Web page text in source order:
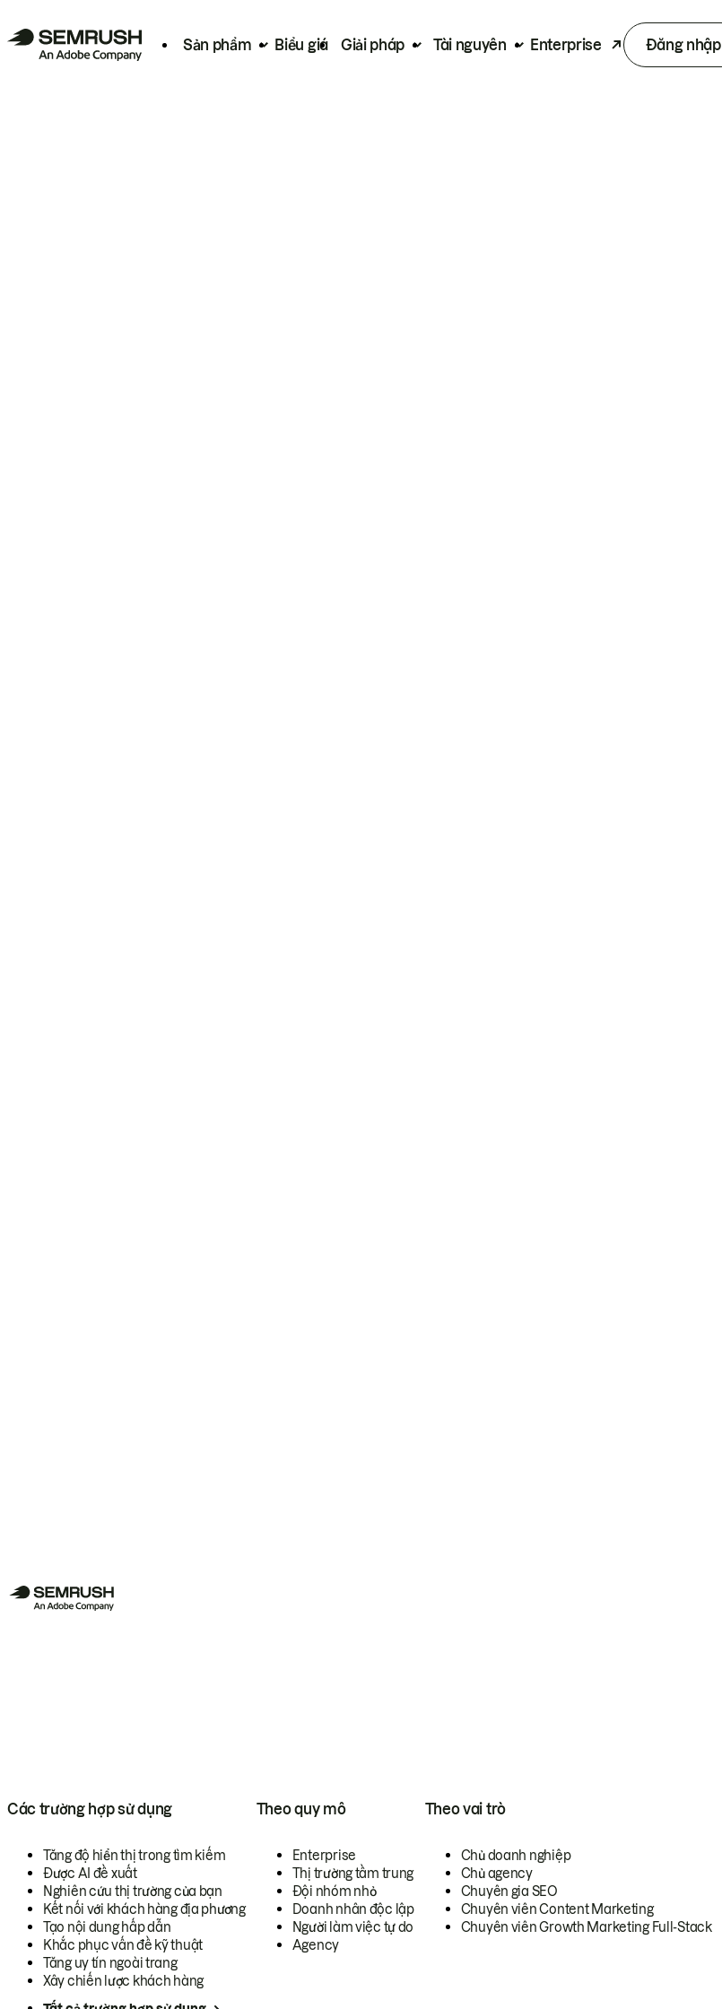
Sản phẩm Biểu giá Giải pháp Tài nguyên Enterprise Đăng nhập
Các trường hợp sử dụng
Tăng độ hiển thị trong tìm kiếm
Được AI đề xuất
Nghiên cứu thị trường của bạn
Kết nối với khách hàng địa phương
Tạo nội dung hấp dẫn
Khắc phục vấn đề kỹ thuật
Tăng uy tín ngoài trang
Xây chiến lược khách hàng
Theo quy mô
Enterprise
Thị trường tầm trung
Đội nhóm nhỏ
Doanh nhân độc lập
Người làm việc tự do
Agency
Theo vai trò
Chủ doanh nghiệp
Chủ agency
Chuyên gia SEO
Chuyên viên Content Marketing
Chuyên viên Growth Marketing Full-Stack